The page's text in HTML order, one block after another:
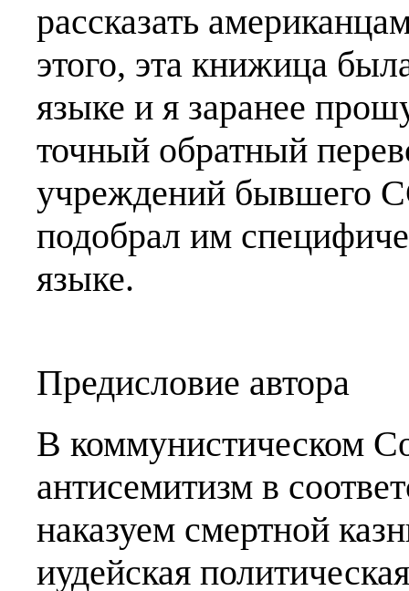
рассказать
этого, эта книжица
языке и я заранее
точный обратный
учреждений бывшего
подобрал им
языке.
Предисловие автора
В коммунистическом
антисемитизм в
наказуем смертной
иудейская